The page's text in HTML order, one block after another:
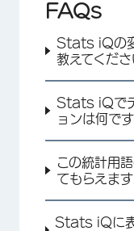
FAQs
Stats iQの
教えてくださ
Stats iQで
ョンは何で
この統計用
てもらえま
Stats iQに表